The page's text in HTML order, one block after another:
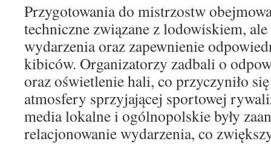
Przygotowania do mistrzostw
techniczne związane z lodowiskiem,
wydarzenia oraz zapewnienie
kibiców. Organizatorzy zadbali o
oraz oświetlenie hali, co przyczyniło
atmosfery sprzyjającej sportowej
media lokalne i ogólnopolskie były
relacjonowanie wydarzenia, co